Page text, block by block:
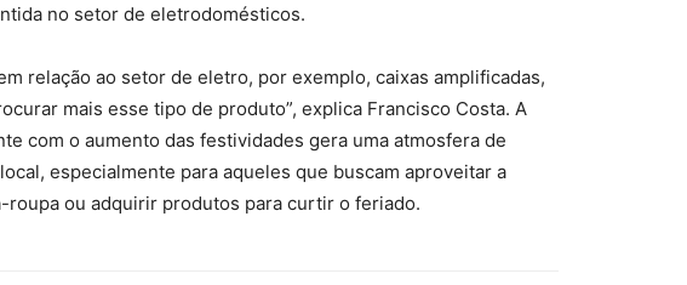
no setor de eletrodomésticos.
relação ao setor de eletro, por exemplo, caixas amplificadas,
mais esse tipo de produto”, explica Francisco Costa. A
com o aumento das festividades gera uma atmosfera de
especialmente para aqueles que buscam aproveitar a
roupa ou adquirir produtos para curtir o feriado.